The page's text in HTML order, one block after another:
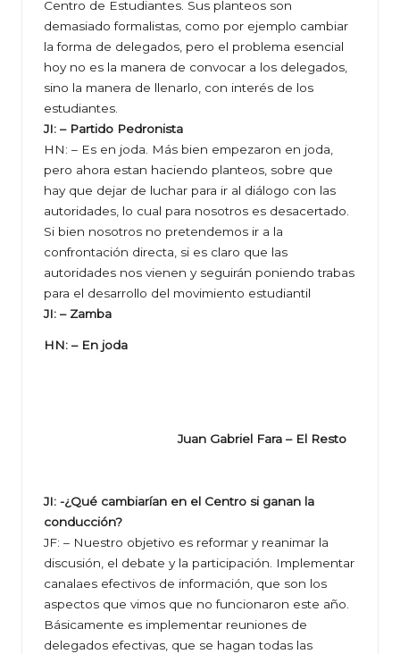
Centro de Estudiantes. Sus planteos son
demasiado formalistas, como por ejemplo cambiar
la forma de delegados, pero el problema esencial
hoy no es la manera de convocar a los delegados,
sino la manera de llenarlo, con interés de los
estudiantes.
JI: – Partido Pedronista
HN: – Es en joda. Más bien empezaron en joda,
pero ahora estan haciendo planteos, sobre que
hay que dejar de luchar para ir al diálogo con las
autoridades, lo cual para nosotros es desacertado.
Si bien nosotros no pretendemos ir a la
confrontación directa, si es claro que las
autoridades nos vienen y seguirán poniendo trabas
para el desarrollo del movimiento estudiantil
JI: – Zamba
HN: – En joda
Juan Gabriel Fara – El Resto
JI: -¿Qué cambiarían en el Centro si ganan la
conducción?
JF: – Nuestro objetivo es reformar y reanimar la
discusión, el debate y la participación. Implementar
canalaes efectivos de información, que son los
aspectos que vimos que no funcionaron este año.
Básicamente es implementar reuniones de
delegados efectivas, que se hagan todas las